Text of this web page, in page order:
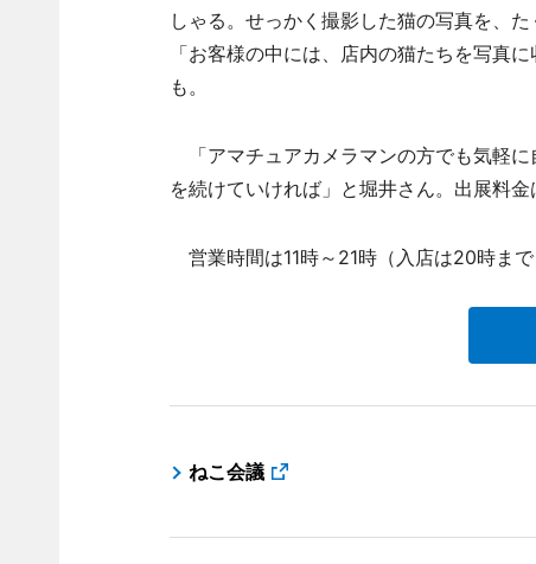
しゃる。せっかく撮影した猫の写真を、
「お客様の中には、店内の猫たちを写真
も。
「アマチュアカメラマンの方でも気軽
を続けていければ」と堀井さん。出展料
営業時間は11時～21時（入店は20時まで
ねこ会議